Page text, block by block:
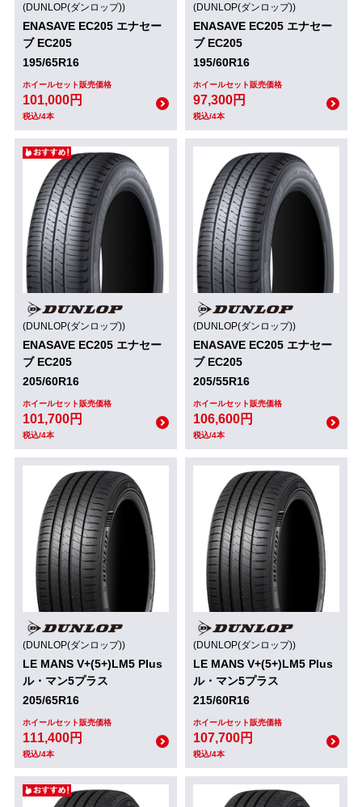
(DUNLOP(ダンロップ))
ENASAVE EC205 エナセー
ブ EC205
195/65R16
ホイールセット販売価格
101,000円
税込/4本
(DUNLOP(ダンロップ))
ENASAVE EC205 エナセー
ブ EC205
195/60R16
ホイールセット販売価格
97,300円
税込/4本
(DUNLOP(ダンロップ))
ENASAVE EC205 エナセー
ブ EC205
205/60R16
ホイールセット販売価格
101,700円
税込/4本
(DUNLOP(ダンロップ))
ENASAVE EC205 エナセー
ブ EC205
205/55R16
ホイールセット販売価格
106,600円
税込/4本
(DUNLOP(ダンロップ))
LE MANS V+(5+)LM5 Plus
ル・マン5プラス
205/65R16
ホイールセット販売価格
111,400円
税込/4本
(DUNLOP(ダンロップ))
LE MANS V+(5+)LM5 Plus
ル・マン5プラス
215/60R16
ホイールセット販売価格
107,700円
税込/4本